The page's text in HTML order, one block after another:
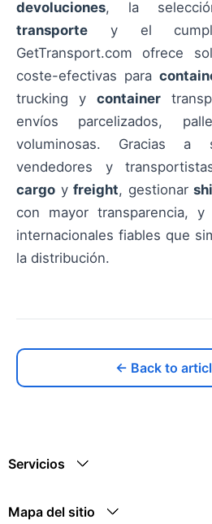
devoluciones, la
transporte y el
GetTransport.com ofrece
coste-efectivas para
trucking y container
envíos parcelizados,
voluminosas. Gracias a
vendedores y
cargo y freight, gestionar
con mayor transparencia, y
internacionales fiables que
la distribución.
← Back to
Servicios
Mapa del sitio